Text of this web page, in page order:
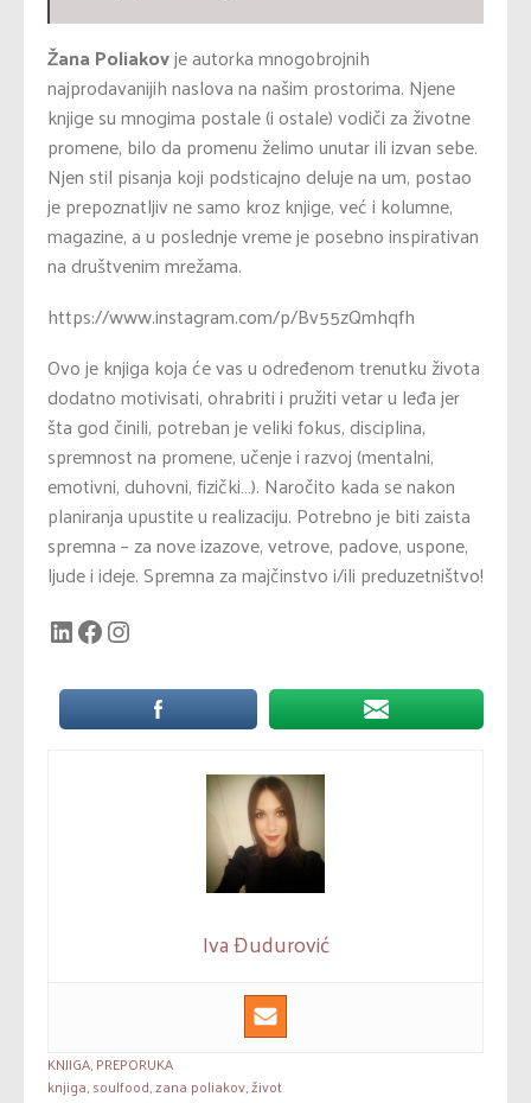
Žana Poliakovje autorka mnogobrojnih
najprodavanijih naslova na našim prostorima. Njene
knjige su mnogima postale (i ostale) vodiči za životne
promene, bilo da promenu želimo unutar ili izvan sebe.
Njen stil pisanja koji podsticajno deluje na um, postao
je prepoznatljiv ne samo kroz knjige, već i kolumne,
magazine, a u poslednje vreme je posebno inspirativan
na društvenim mrežama.
https://www.instagram.com/p/Bv55zQmhqfh
Ovo je knjiga koja će vas u određenom trenutku života
dodatno motivisati, ohrabriti i pružiti vetar u leđa jer
šta god činili, potreban je veliki fokus, disciplina,
spremnost na promene, učenje i razvoj (mentalni,
emotivni, duhovni, fizički…). Naročito kada se nakon
planiranja upustite u realizaciju. Potrebno je biti zaista
spremna – za nove izazove, vetrove, padove, uspone,
ljude i ideje. Spremna za majčinstvo i/ili preduzetništvo!
LinkedIn
Facebook
Instagram
Iva Đudurović
KNJIGA,PREPORUKA
knjiga,soulfood,zana poliakov,život